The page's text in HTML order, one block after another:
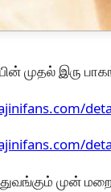
முதல் இரு
முன்